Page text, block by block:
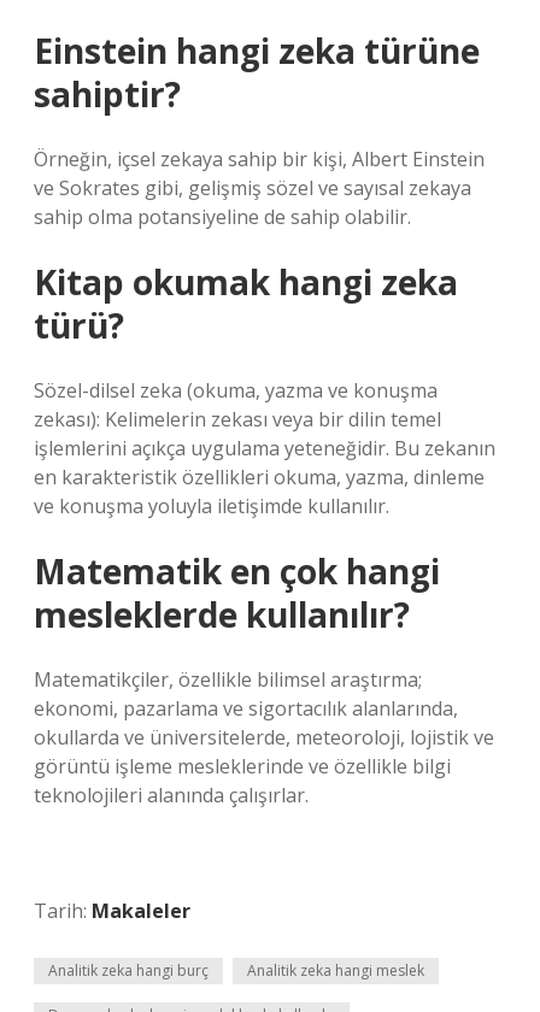
Einstein hangi zeka türüne
sahiptir?
Örneğin, içsel zekaya sahip bir kişi, Albert Einstein
ve Sokrates gibi, gelişmiş sözel ve sayısal zekaya
sahip olma potansiyeline de sahip olabilir.
Kitap okumak hangi zeka
türü?
Sözel-dilsel zeka (okuma, yazma ve konuşma
zekası): Kelimelerin zekası veya bir dilin temel
işlemlerini açıkça uygulama yeteneğidir. Bu zekanın
en karakteristik özellikleri okuma, yazma, dinleme
ve konuşma yoluyla iletişimde kullanılır.
Matematik en çok hangi
mesleklerde kullanılır?
Matematikçiler, özellikle bilimsel araştırma;
ekonomi, pazarlama ve sigortacılık alanlarında,
okullarda ve üniversitelerde, meteoroloji, lojistik ve
görüntü işleme mesleklerinde ve özellikle bilgi
teknolojileri alanında çalışırlar.
Tarih: Makaleler
Analitik zeka hangi burç Analitik zeka hangi meslek